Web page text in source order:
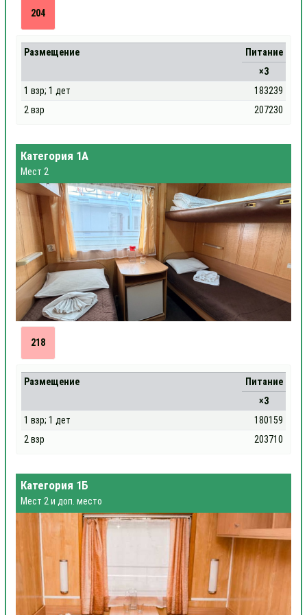
204
Размещение
Питание
×3
1 взр; 1 дет
183239
2 взр
207230
Категория 1А
Мест 2
218
Размещение
Питание
×3
1 взр; 1 дет
180159
2 взр
203710
Категория 1Б
Мест 2 и доп. место